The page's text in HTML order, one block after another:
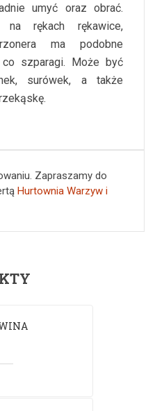
umyć oraz obrać.
rękach rękawice,
ma podobne
szparagi. Może być
surówek, a także
Zapraszamy do
Hurtownia Warzyw i